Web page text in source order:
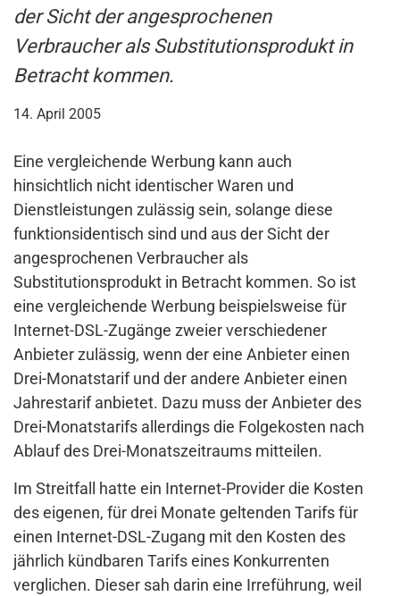
der Sicht der angesprochenen
Verbraucher als Substitutionsprodukt in
Betracht kommen.
14. April 2005
Eine vergleichende Werbung kann auch
hinsichtlich nicht identischer Waren und
Dienstleistungen zulässig sein, solange diese
funktionsidentisch sind und aus der Sicht der
angesprochenen Verbraucher als
Substitutionsprodukt in Betracht kommen. So ist
eine vergleichende Werbung beispielsweise für
Internet-DSL-Zugänge zweier verschiedener
Anbieter zulässig, wenn der eine Anbieter einen
Drei-Monatstarif und der andere Anbieter einen
Jahrestarif anbietet. Dazu muss der Anbieter des
Drei-Monatstarifs allerdings die Folgekosten nach
Ablauf des Drei-Monatszeitraums mitteilen.
Im Streitfall hatte ein Internet-Provider die Kosten
des eigenen, für drei Monate geltenden Tarifs für
einen Internet-DSL-Zugang mit den Kosten des
jährlich kündbaren Tarifs eines Konkurrenten
verglichen. Dieser sah darin eine Irreführung, weil